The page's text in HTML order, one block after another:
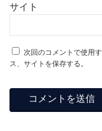
サイト
次回のコメントで使用
ス、サイトを保存する。